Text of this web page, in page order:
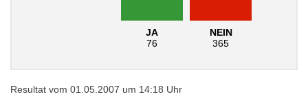
JA
76
NEIN
365
Resultat vom 01.05.2007 um 14:18 Uhr